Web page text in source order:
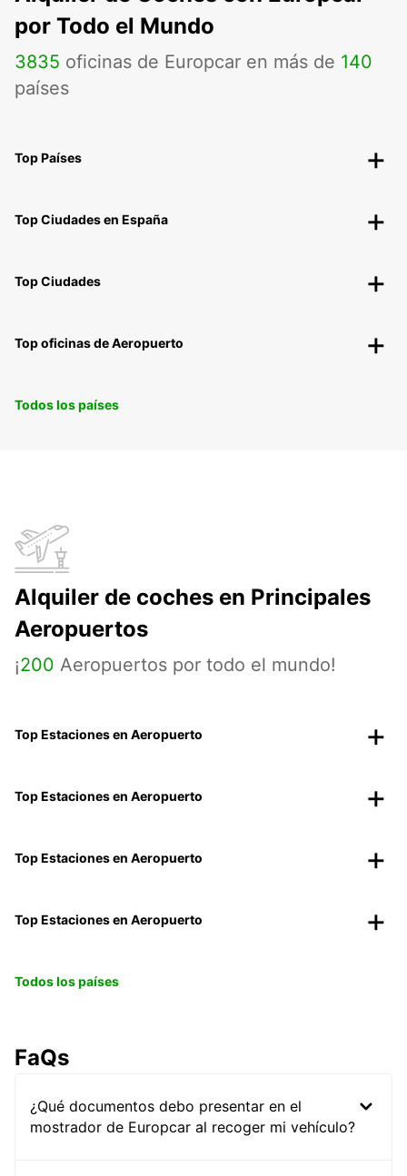
por Todo el Mundo
3835 oficinas de Europcar en más de 140
países
Top Países
Top Ciudades en España
Top Ciudades
Top oficinas de Aeropuerto
Todos los países
Alquiler de coches en Principales
Aeropuertos
¡200 Aeropuertos por todo el mundo!
Top Estaciones en Aeropuerto
Top Estaciones en Aeropuerto
Top Estaciones en Aeropuerto
Top Estaciones en Aeropuerto
Todos los países
FaQs
¿Qué documentos debo presentar en el
mostrador de Europcar al recoger mi vehículo?